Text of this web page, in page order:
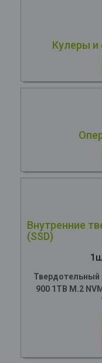
Кулеры и
Внутренние
(SSD)
Твердотельный
900 1TB M.2